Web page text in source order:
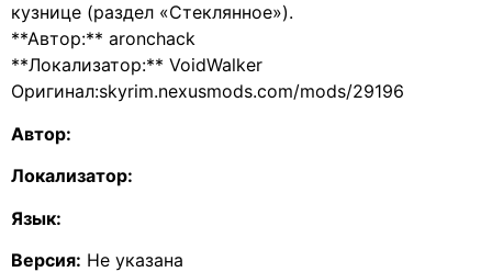
кузнице (раздел «Стеклянное»).
**Автор:** aronchack
**Локализатор:** VoidWalker
Оригинал:skyrim.nexusmods.com/mods/29196
Автор:
Локализатор:
Язык:
Версия: Не указана